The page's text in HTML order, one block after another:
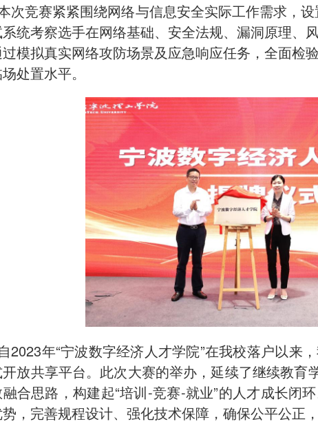
次竞赛紧紧围绕网络与信息安全实际工作需求，
统考察选手在网络基础、安全法规、漏洞原理、
模拟真实网络攻防场景及应急响应任务，全面检
处置水平。
2023年“宁波数字经济人才学院”在我校落户以来
放共享平台。此次大赛的举办，延续了继续教育
合思路，构建起“培训-竞赛-就业”的人才成长闭
，完善规程设计、强化技术保障，确保公平公正